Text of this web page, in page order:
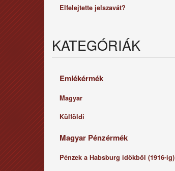
Elfelejtette jelszavát?
KATEGÓRIÁK
Emlékérmék
Magyar
Külföldi
Magyar Pénzérmék
Pénzek a Habsburg időkből (1916-ig)